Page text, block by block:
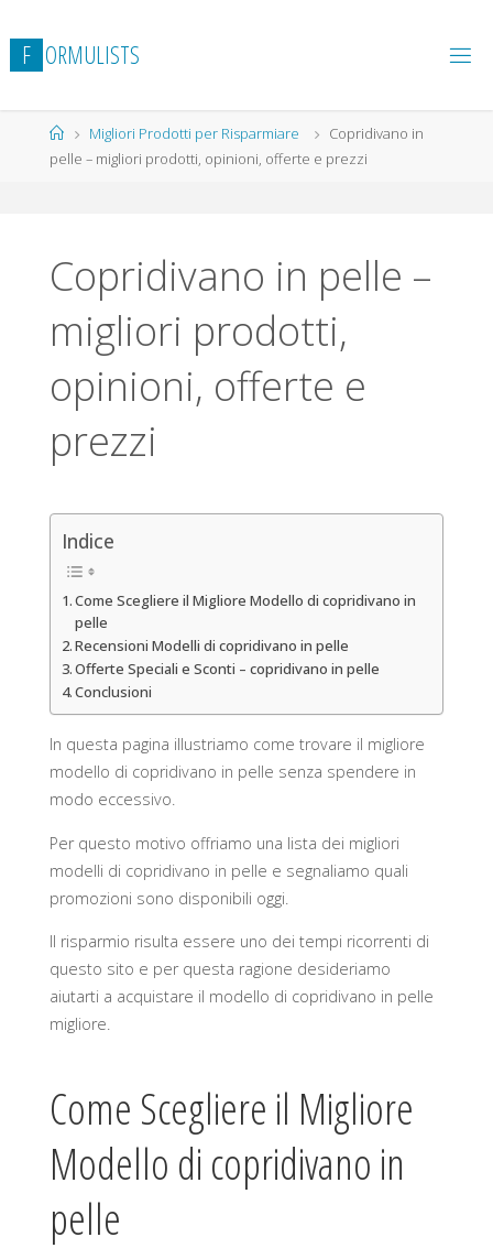
al
contenuto
F ORMULISTS
HomeMigliori Prodotti per Risparmiare
Copridivano in
pelle – migliori prodotti, opinioni, offerte e prezzi
Copridivano in pelle –
migliori prodotti,
opinioni, offerte e
prezzi
Indice
Come Scegliere il Migliore Modello di copridivano in
pelle
Recensioni Modelli di copridivano in pelle
Offerte Speciali e Sconti – copridivano in pelle
Conclusioni
In questa pagina illustriamo come trovare il migliore
modello di copridivano in pelle senza spendere in
modo eccessivo.
Per questo motivo offriamo una lista dei migliori
modelli di copridivano in pelle e segnaliamo quali
promozioni sono disponibili oggi.
Il risparmio risulta essere uno dei tempi ricorrenti di
questo sito e per questa ragione desideriamo
aiutarti a acquistare il modello di copridivano in pelle
migliore.
Come Scegliere il Migliore
Modello di copridivano in
pelle